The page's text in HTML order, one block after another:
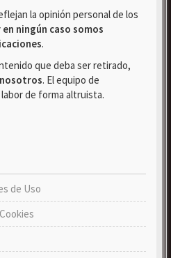
la opinión personal de los
en ningún caso somos
.
que deba ser retirado,
. El equipo de
de forma altruista.
de Uso